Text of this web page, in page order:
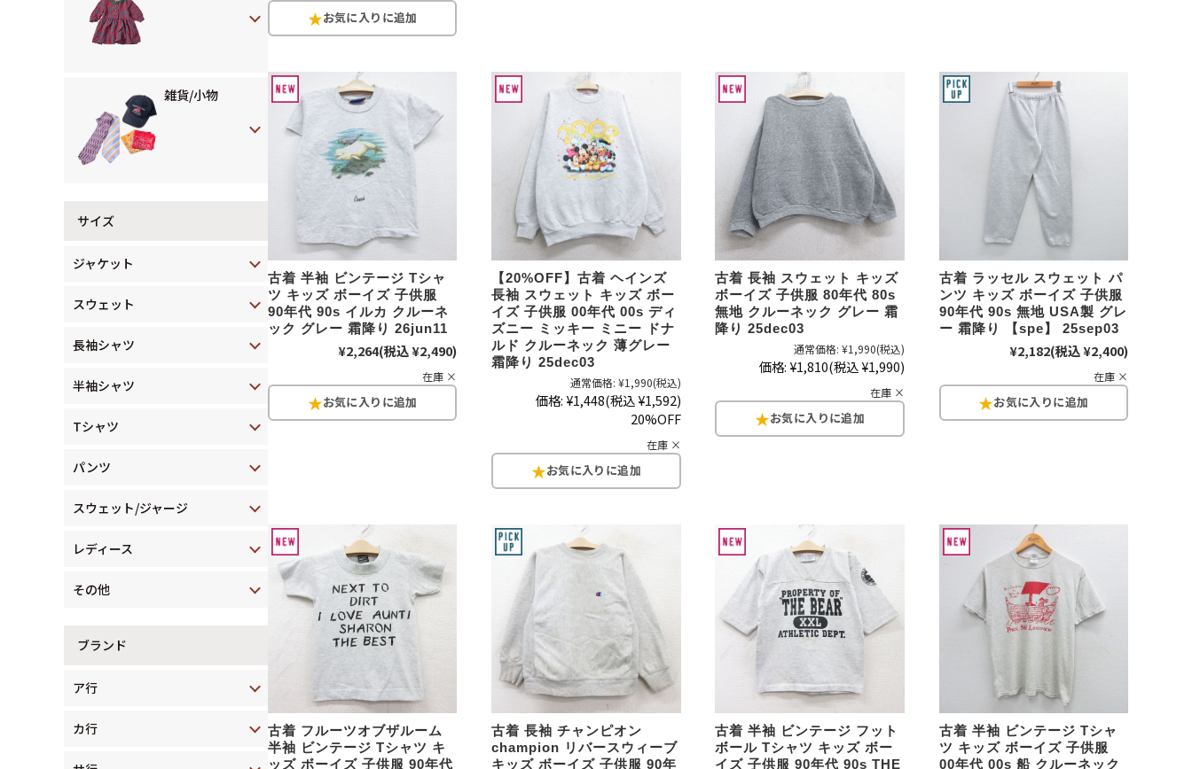
メディア・イベント情報
Youtube 古着屋Rush Out チャンネル
スタッフコーディネート
お客様の声
お気に入りリスト
会員登録
会社概要
特定商取引法に基づく表示
プライバシーポリシー
お問い合わせ
古着 半袖 ビンテージ Tシャ
ツ キッズ ボーイズ 子供服
90年代 90s イルカ クルーネ
ック グレー 霜降り 26jun11
¥2,264(税込 ¥2,490)
在庫 ×
【20%OFF】古着 ヘインズ
長袖 スウェット キッズ ボー
イズ 子供服 00年代 00s ディ
ズニー ミッキー ミニー ドナ
ルド クルーネック 薄グレー
霜降り 25dec03
通常価格: ¥1,990(税込)
価格: ¥1,448(税込 ¥1,592)
20%OFF
在庫 ×
古着 長袖 スウェット キッズ
ボーイズ 子供服 80年代 80s
無地 クルーネック グレー 霜
降り 25dec03
通常価格: ¥1,990(税込)
価格: ¥1,810(税込 ¥1,990)
在庫 ×
古着 ラッセル スウェット パ
ンツ キッズ ボーイズ 子供服
90年代 90s 無地 USA製 グレ
ー 霜降り 【spe】 25sep03
¥2,182(税込 ¥2,400)
在庫 ×
古着 フルーツオブザルーム
半袖 ビンテージ Tシャツ キ
ッズ ボーイズ 子供服 90年代
古着 長袖 チャンピオン
champion リバースウィーブ
キッズ ボーイズ 子供服 90年
古着 半袖 ビンテージ フット
ボール Tシャツ キッズ ボー
イズ 子供服 90年代 90s THE
古着 半袖 ビンテージ Tシャ
ツ キッズ ボーイズ 子供服
00年代 00s 船 クルーネック
雑貨/小物
サイズ
ジャケット
スウェット
長袖シャツ
半袖シャツ
Tシャツ
パンツ
スウェット/ジャージ
レディース
その他
ブランド
ア行
カ行